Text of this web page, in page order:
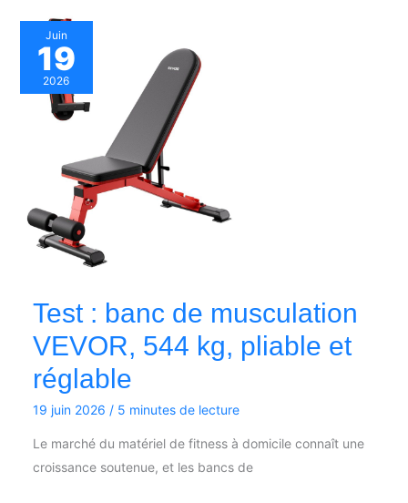
Juin
19
2026
Test : banc de musculation
VEVOR, 544 kg, pliable et
réglable
19 juin 2026 / 5 minutes de lecture
Le marché du matériel de fitness à domicile connaît une
croissance soutenue, et les bancs de